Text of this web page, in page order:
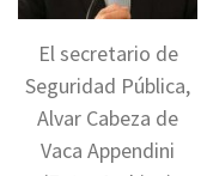
El secretario de
Seguridad Pública,
Alvar Cabeza de
Vaca Appendini